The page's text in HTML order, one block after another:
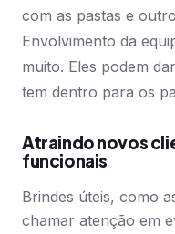
com as pastas e
Envolvimento da
muito. Eles podem
tem dentro para os
Atraindo novos
funcionais
Brindes úteis, como
chamar atenção em